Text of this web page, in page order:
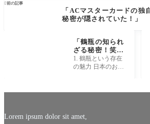
前の記事
「ACマスターカードの独
秘密が隠されていた！」
「鶴瓶の知られ
ざる秘密！笑い
の裏に隠された
心の深淵と
1. 鶴瓶という存在
の魅力 日本のお笑
特なキャラクター
魅了し
Lorem ipsum dolor sit amet,